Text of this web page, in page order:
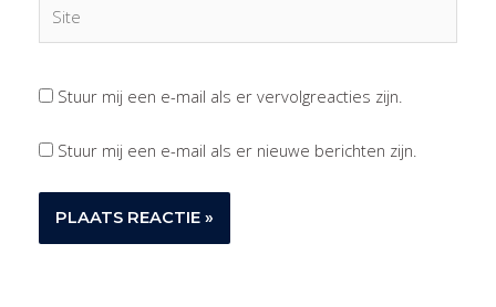
Stuur mij een e-mail als er vervolgreacties zijn.
Stuur mij een e-mail als er nieuwe berichten zijn.